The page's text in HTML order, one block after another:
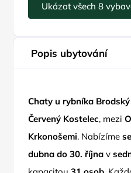
Ukázat všech 8
Popis ubytování
Chaty u rybníka Brodský
Červený Kostelec, mezi
Krkonošemi. Nabízíme
dubna do 30. října v